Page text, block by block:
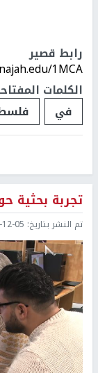
رابط قصير
1MCA/
الكلمات
في
تجربة بحثية
تم النشر بتاريخ: 12:17